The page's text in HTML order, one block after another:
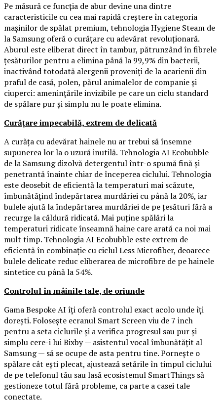
Pe măsură ce funcția de abur devine una dintre
caracteristicile cu cea mai rapidă creștere în categoria
mașinilor de spălat premium, tehnologia Hygiene Steam de
la Samsung oferă o curățare cu adevărat revoluționară.
Aburul este eliberat direct în tambur, pătrunzând în fibrele
țesăturilor pentru a elimina până la 99,9% din bacterii,
inactivând totodată alergenii proveniți de la acarienii din
praful de casă, polen, părul animalelor de companie și
ciuperci: amenințările invizibile pe care un ciclu standard
de spălare pur și simplu nu le poate elimina.
Curățare impecabilă, extrem de delicată
A curăța cu adevărat hainele nu ar trebui să însemne
supunerea lor la o uzură inutilă. Tehnologia AI Ecobubble
de la Samsung dizolvă detergentul într-o spumă fină și
penetrantă înainte chiar de începerea ciclului. Tehnologia
este deosebit de eficientă la temperaturi mai scăzute,
îmbunătățind îndepărtarea murdăriei cu până la 20%, iar
bulele ajută la îndepărtarea murdăriei de pe țesături fără a
recurge la căldură ridicată. Mai puține spălări la
temperaturi ridicate înseamnă haine care arată ca noi mai
mult timp. Tehnologia AI Ecobubble este extrem de
eficientă în combinație cu ciclul Less Microfiber, deoarece
bulele delicate reduc eliberarea de microfibre de pe hainele
sintetice cu până la 54%.
Controlul în mâinile tale, de oriunde
Gama Bespoke AI îți oferă controlul exact acolo unde îți
dorești. Folosește ecranul Smart Screen viu de 7 inch
pentru a seta ciclurile și a verifica progresul sau pur și
simplu cere-i lui Bixby — asistentul vocal îmbunătățit al
Samsung — să se ocupe de asta pentru tine. Pornește o
spălare cât ești plecat, ajustează setările în timpul ciclului
de pe telefonul tău sau lasă ecosistemul SmartThings să
gestioneze totul fără probleme, ca parte a casei tale
conectate.